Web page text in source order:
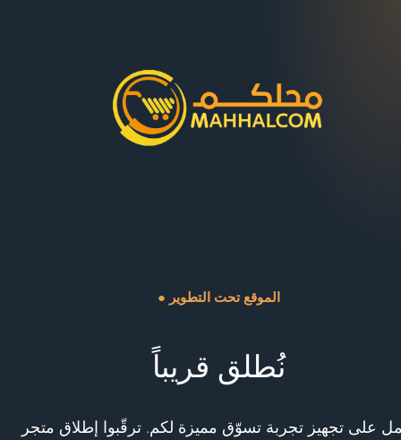
● الموقع تحت التطوير
نُطلق قريباً
على تجهيز تجربة تسوّق مميزة لكم. ترقّبوا إطلاق متجر